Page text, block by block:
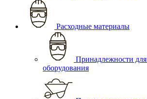
Расходные материалы
Принадлежности
оборудования